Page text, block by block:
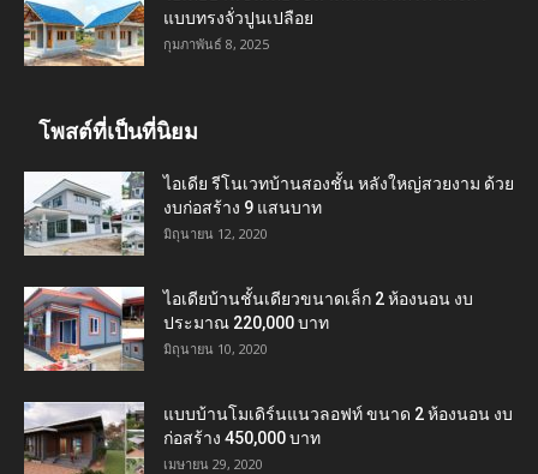
แบบทรงจั่วปูนเปลือย
กุมภาพันธ์ 8, 2025
โพสต์ที่เป็นที่นิยม
ไอเดีย รีโนเวทบ้านสองชั้น หลังใหญ่สวยงาม ด้วย
งบก่อสร้าง 9 แสนบาท
มิถุนายน 12, 2020
ไอเดียบ้านชั้นเดียวขนาดเล็ก 2 ห้องนอน งบ
ประมาณ 220,000 บาท
มิถุนายน 10, 2020
แบบบ้านโมเดิร์นแนวลอฟท์ ขนาด 2 ห้องนอน งบ
ก่อสร้าง 450,000 บาท
เมษายน 29, 2020